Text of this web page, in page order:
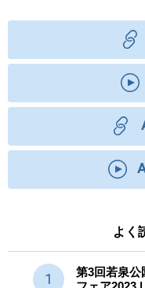
よく
第3回若泉公